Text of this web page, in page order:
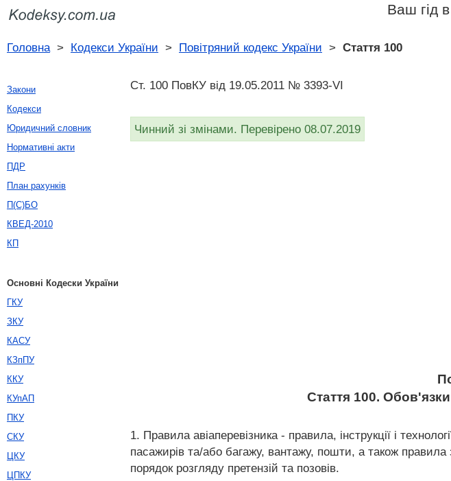
Ваш гід
Головна> Кодекси України > Повітряний кодекс України > Стаття 100
Ст. 100 ПовКУ від 19.05.2011 № 3393-VI
Чинний зі змінами. Перевірено 08.07.2019
Стаття 100. Обов'язки
1. Правила авіаперевізника - правила, інструкції і
пасажирів та/або багажу, вантажу, пошти, а також
порядок розгляду претензій та позовів.
Закони
Кодекси
Юридичний словник
Нормативні акти
ПДР
План рахунків
П(С)БО
КВЕД-2010
КП
Основні Кодески України
ГКУ
ЗКУ
КАСУ
КЗпПУ
ККУ
КУпАП
ПКУ
СКУ
ЦКУ
ЦПКУ